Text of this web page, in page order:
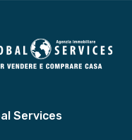
Services